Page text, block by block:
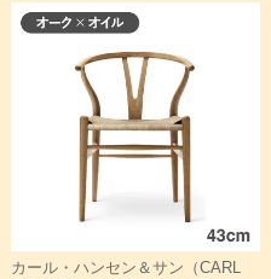
カール・ハンセン＆サン（CARL